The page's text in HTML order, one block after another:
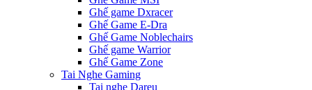
Ghế game Dxracer
Ghế Game E-Dra
Ghế Game Noblechairs
Ghế game Warrior
Ghế Game Zone
Tai Nghe Gaming
Tai nghe Dareu